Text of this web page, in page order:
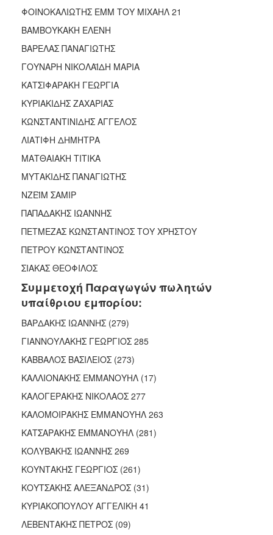
ΑΝΘΕΚΤΙΚΗ
ΦΟΙΝΟΚΑΛΙΩΤΗΣ ΕΜΜ ΤΟΥ ΜΙΧΑΗΛ 21
ΒΑΜΒΟΥΚΑΚΗ ΕΛΕΝΗ
ΒΑΡΕΛΑΣ ΠΑΝΑΓΙΩΤΗΣ
ΓΟΥΝΑΡΗ ΝΙΚΟΛΑΪΔΗ ΜΑΡΙΑ
ΚΑΤΣΙΦΑΡΑΚΗ ΓΕΩΡΓΙΑ
ΚΥΡΙΑΚΙΔΗΣ ΖΑΧΑΡΙΑΣ
ΚΩΝΣΤΑΝΤΙΝΙΔΗΣ ΑΓΓΕΛΟΣ
ΛΙΑΤΙΦΗ ΔΗΜΗΤΡΑ
ΜΑΤΘΑΙΑΚΗ ΤΙΤΙΚΑ
ΜΥΤΑΚΙΔΗΣ ΠΑΝΑΓΙΩΤΗΣ
ΝΖΕΪΜ ΣΑΜΙΡ
ΠΑΠΑΔΑΚΗΣ ΙΩΑΝΝΗΣ
ΠΕΤΜΕΖΑΣ ΚΩΝΣΤΑΝΤΙΝΟΣ ΤΟΥ ΧΡΗΣΤΟΥ
ΠΕΤΡΟΥ ΚΩΝΣΤΑΝΤΙΝΟΣ
ΣΙΑΚΑΣ ΘΕΟΦΙΛΟΣ
Συμμετοχή Παραγωγών πωλητών
υπαίθριου εμπορίου:
ΒΑΡΔΑΚΗΣ ΙΩΑΝΝΗΣ (279)
ΓΙΑΝΝΟΥΛΑΚΗΣ ΓΕΩΡΓΙΟΣ 285
ΚΑΒΒΑΛΟΣ ΒΑΣΙΛΕΙΟΣ (273)
ΚΑΛΛΙΟΝΑΚΗΣ ΕΜΜΑΝΟΥΗΛ (17)
ΚΑΛΟΓΕΡΑΚΗΣ ΝΙΚΟΛΑΟΣ 277
ΚΑΛΟΜΟΙΡΑΚΗΣ ΕΜΜΑΝΟΥΗΛ 263
ΚΑΤΣΑΡΑΚΗΣ ΕΜΜΑΝΟΥΗΛ (281)
ΚΟΛΥΒΑΚΗΣ ΙΩΑΝΝΗΣ 269
ΚΟΥΝΤΑΚΗΣ ΓΕΩΡΓΙΟΣ (261)
ΚΟΥΤΣΑΚΗΣ ΑΛΕΞΑΝΔΡΟΣ (31)
ΚΥΡΙΑΚΟΠΟΥΛΟΥ ΑΓΓΕΛΙΚΗ 41
ΛΕΒΕΝΤΑΚΗΣ ΠΕΤΡΟΣ (09)